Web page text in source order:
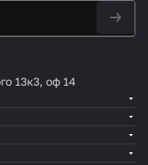
13к3, оф 14